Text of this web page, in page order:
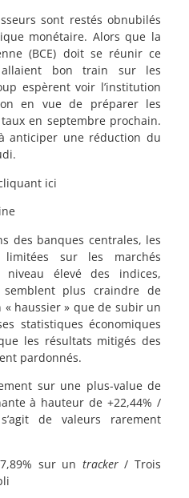
sont restés obnubilés
monétaire. Alors que la
(BCE) doit se réunir ce
allaient bon train sur les
espèrent voir l’institution
en vue de préparer les
en septembre prochain.
anticiper une réduction du
ici
des banques centrales, les
limitées sur les marchés
élevé des indices,
semblent plus craindre de
haussier » que de subir un
statistiques économiques
les résultats mitigés des
pardonnés.
sur une plus-value de
à hauteur de +22,44% /
de valeurs rarement
sur un tracker/ Trois